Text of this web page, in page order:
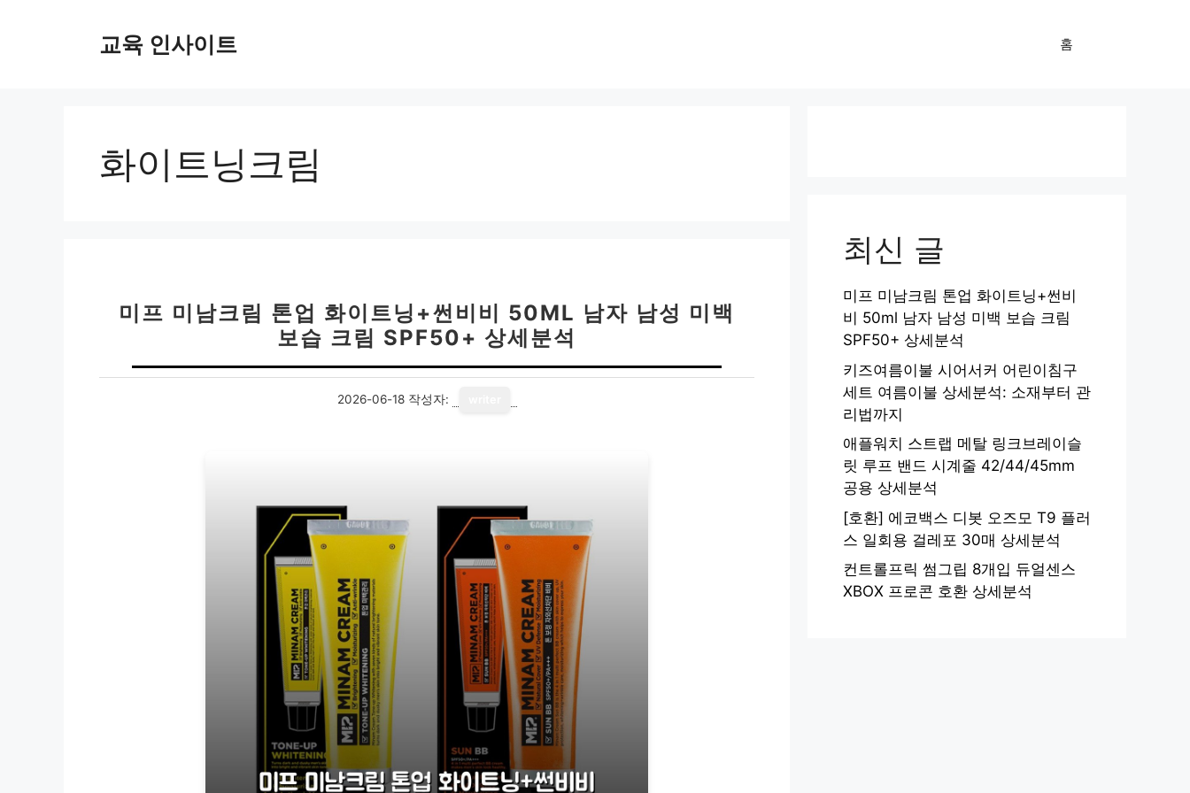
교육 인사이트 홈
화이트닝크림
미프 미남크림 톤업 화이트닝+썬비비 50ML 남자 남성 미백
보습 크림 SPF50+ 상세분석
2026-06-18 작성자:
최신 글
미프 미남크림 톤업 화이트닝+썬비
비 50ml 남자 남성 미백 보습 크림
SPF50+ 상세분석
키즈여름이불 시어서커 어린이침구
세트 여름이불 상세분석: 소재부터 관
리법까지
애플워치 스트랩 메탈 링크브레이슬
릿 루프 밴드 시계줄 42/44/45mm
공용 상세분석
[호환] 에코백스 디봇 오즈모 T9 플러
스 일회용 걸레포 30매 상세분석
컨트롤프릭 썸그립 8개입 듀얼센스
XBOX 프로콘 호환 상세분석